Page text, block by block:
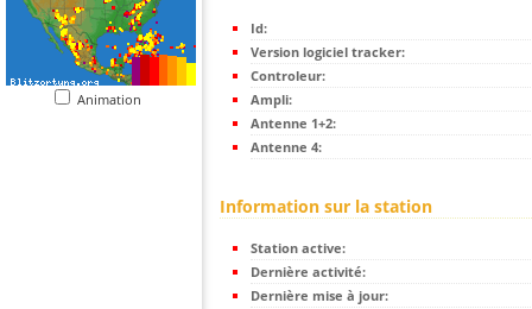
Animation
Id:
Version logiciel tracker:
Controleur:
Ampli:
Antenne 1+2:
Antenne 4:
Information sur la station
Station active:
Dernière activité:
Dernière mise à jour: